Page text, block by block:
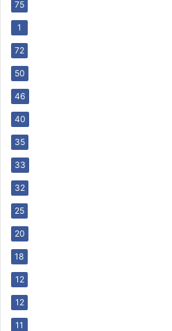
75
1
72
50
46
40
35
33
32
25
20
18
12
12
11